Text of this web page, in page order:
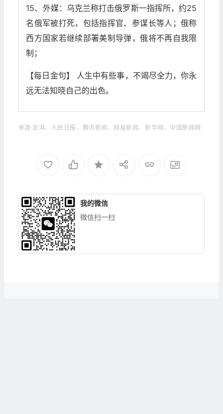
15、外媒：乌克兰称打击俄罗斯一指挥所，约25
名俄军被打死，包括指挥官、参谋长等人；俄称
西方国家若继续部署美制导弹，俄将不再自我限
制；
【每日金句】 ​​人生中有些事，不竭尽全力，你永
远无法知晓自己的出色。​
来源:澎湃、人民日报、腾讯新闻、网易新闻、新华网、中国新闻网
我的微信
微信扫一扫